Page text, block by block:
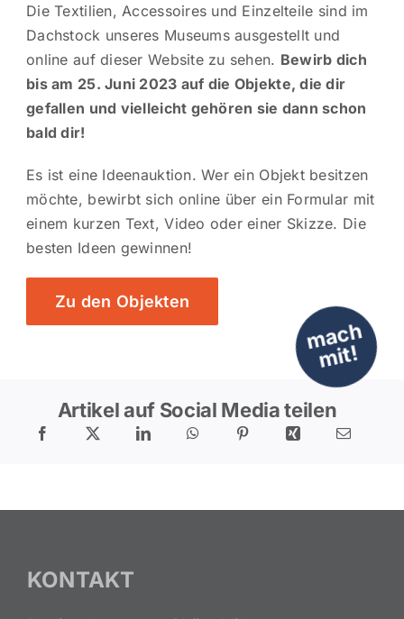
m
a
c
h
mit!
Die Textilien, Accessoires und Einzelteile sind im
Dachstock unseres Museums ausgestellt und
online auf dieser Website zu sehen. Bewirb dich
bis am 25. Juni 2023 auf die Objekte, die dir
gefallen und vielleicht gehören sie dann schon
bald dir!
Es ist eine Ideenauktion. Wer ein Objekt besitzen
möchte, bewirbt sich online über ein Formular mit
einem kurzen Text, Video oder einer Skizze. Die
besten Ideen gewinnen!
Zu den Objekten
Artikel auf Social Media teilen
KONTAKT